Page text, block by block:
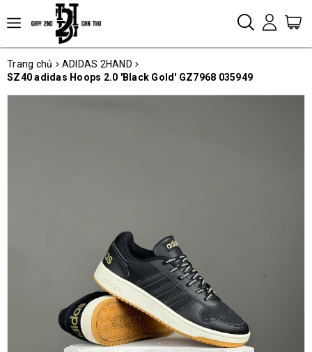
Trang chủ
ADIDAS 2HAND
SZ40 adidas Hoops 2.0 'Black Gold' GZ7968 035949